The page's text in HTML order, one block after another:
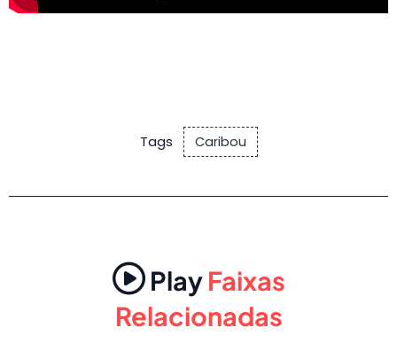
Tags Caribou
PlayFaixas
Relacionadas